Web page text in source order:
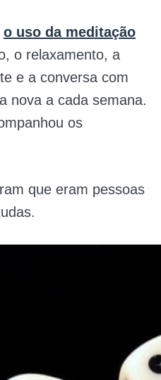
o uso da meditação
o relaxamento, a
e a conversa com
nova a cada semana.
os
que eram pessoas